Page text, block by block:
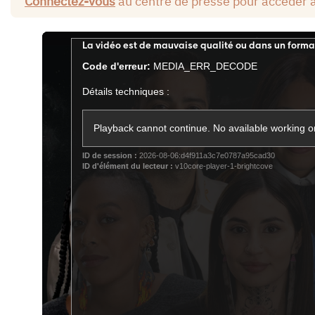
This
La vidéo est de mauvaise qualité ou dans un
Code d'erreur: MEDIA_ERR_DECODE
Détails techniques :
Playback cannot continue. No available working
ID de session : 2026-08-06:d4f911a3c7e0787a95cad30
ID d'élément du lecteur : v10core-player-1-brightcove